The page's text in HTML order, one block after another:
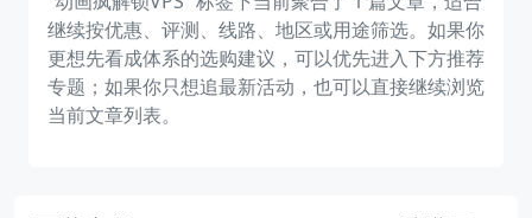
继续按优惠、评测、线路、地区或用途筛选。如果你
更想先看成体系的选购建议，可以优先进入下方推荐
专题；如果你只想追最新活动，也可以直接继续浏览
当前文章列表。